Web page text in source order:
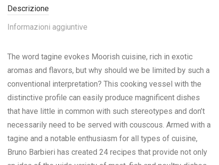
Descrizione
Informazioni aggiuntive
The word tagine evokes Moorish cuisine, rich in exotic
aromas and flavors, but why should we be limited by such a
conventional interpretation? This cooking vessel with the
distinctive profile can easily produce magnificent dishes
that have little in common with such stereotypes and don’t
necessarily need to be served with couscous. Armed with a
tagine and a notable enthusiasm for all types of cuisine,
Bruno Barbieri has created 24 recipes that provide not only